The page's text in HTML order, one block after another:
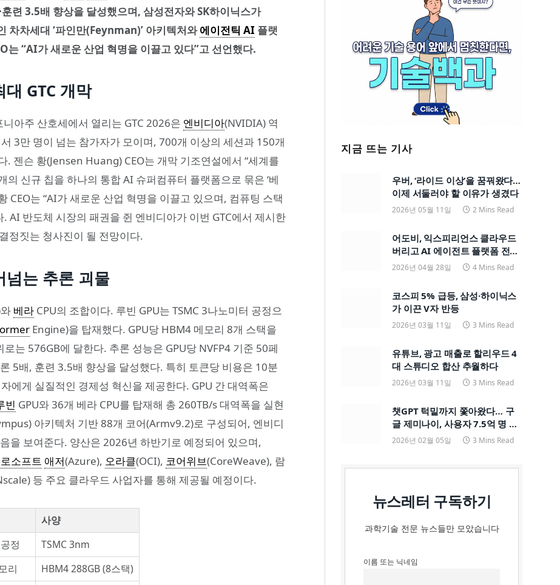
련 3.5배 향상을 달성했으며, 삼성전자와 SK하이닉스가
차차세대 ‘파인만(Feynman)’ 아키텍처와에이전틱 AI 플랫
는 “AI가 새로운 산업 혁명을 이끌고 있다”고 선언했다.
GTC 개막
아주 산호세에서 열리는 GTC 2026은 엔비디아(NVIDIA) 역
3만 명이 넘는 참가자가 모이며, 700개 이상의 세션과 150개
젠슨 황(Jensen Huang) CEO는 개막 기조연설에서 “세계를
신규 칩을 하나의 통합 AI 슈퍼컴퓨터 플랫폼으로 묶은 ‘베
CEO는 “AI가 새로운 산업 혁명을 이끌고 있으며, 컴퓨팅 스택
AI 반도체 시장의 패권을 쥔 엔비디아가 이번 GTC에서 제시한
정짓는 청사진이 될 전망이다.
넘는 추론 괴물
베라 CPU의 조합이다. 루빈 GPU는 TSMC 3나노미터 공정으
Engine)을 탑재했다. GPU당 HBM4 메모리 8개 스택을
는 576GB에 달한다. 추론 성능은 GPU당 NVFP4 기준 50페
5배, 훈련 3.5배 향상을 달성했다. 특히 토큰당 비용은 10분
에게 실질적인 경제성 혁신을 제공한다. GPU 간 대역폭은
빈 GPU와 36개 베라 CPU를 탑재해 총 260TB/s 대역폭을 실현
아키텍처 기반 88개 코어(Armv9.2)로 구성되어, 엔비디
을 보여준다. 양산은 2026년 하반기로 예정되어 있으며,
소프트 애저(Azure), 오라클(OCI), 코어위브(CoreWeave), 람
등 주요 클라우드 사업자를 통해 제공될 예정이다.
사양
정
TSMC 3nm
리
HBM4 288GB (8스택)
지금 뜨는 기사
우버, ‘라이드 이상’을 꿈꿔왔다…
이제 서둘러야 할 이유가 생겼다
2026년 05월 11일 2 Mins Read
어도비, 익스피리언스 클라우드
버리고 AI 에이전트 플랫폼 전면
전환
2026년 04월 28일 4 Mins Read
코스피 5% 급등, 삼성·하이닉스
가 이끈 V자 반등
2026년 03월 11일 3 Mins Read
유튜브, 광고 매출로 할리우드 4
대 스튜디오 합산 추월하다
2026년 03월 11일 3 Mins Read
챗GPT 턱밑까지 쫓아왔다… 구
글 제미나이, 사용자 7.5억 명 돌
파하며 ‘맹추격’
2026년 02월 05일 3 Mins Read
뉴스레터 구독하기
과학기술 전문 뉴스들만 모았습니다
이름 또는 닉네임